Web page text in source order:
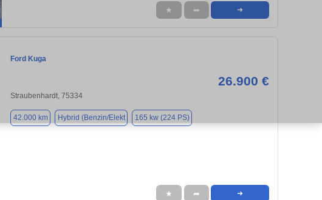
★ ➦ ➜
Ford Kuga
26.900 €
Straubenhardt, 75334
42.000 km Hybrid (Benzin/Elekt 165 kw (224 PS)
★ ➦ ➜